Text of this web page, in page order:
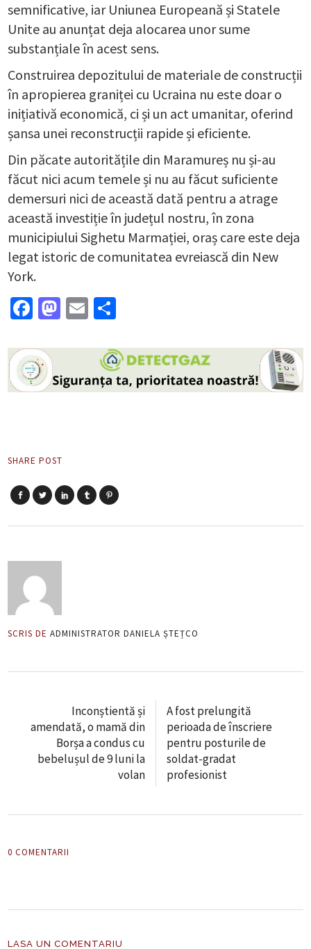
semnificative, iar Uniunea Europeană și Statele
Unite au anunțat deja alocarea unor sume
substanțiale în acest sens.
Construirea depozitului de materiale de construcții
în apropierea graniței cu Ucraina nu este doar o
inițiativă economică, ci și un act umanitar, oferind
șansa unei reconstrucții rapide și eficiente.
Din păcate autoritățile din Maramureș nu și-au
făcut nici acum temele și nu au făcut suficiente
demersuri nici de această dată pentru a atrage
această investiție în județul nostru, în zona
municipiului Sighetu Marmației, oraș care este deja
legat istoric de comunitatea evreiască din New
York.
Facebook
Mastodon
Email
SHARE POST
SCRIS DE ADMINISTRATOR DANIELA ȘTEȚCO
Inconștientă și
amendată, o mamă din
Borșa a condus cu
bebelușul de 9 luni la
volan
A fost prelungită
perioada de înscriere
pentru posturile de
soldat-gradat
profesionist
0 COMENTARII
LASA UN COMENTARIU